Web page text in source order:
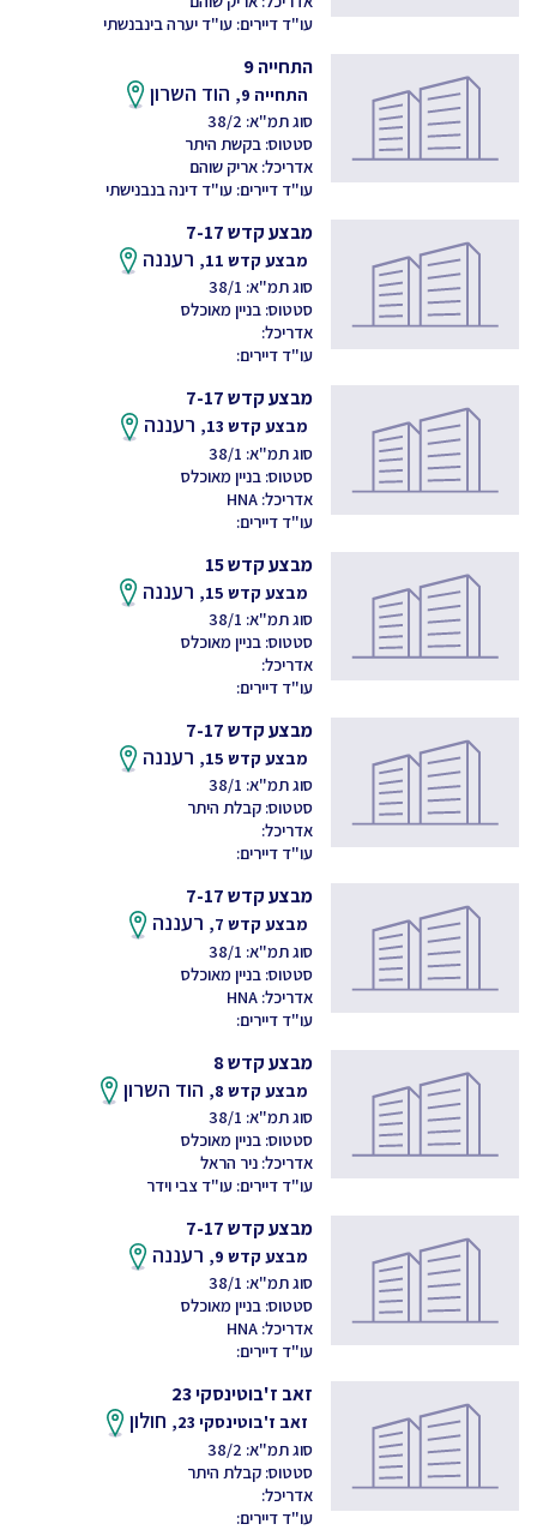
עו"ד דיירים: עו"ד יערה בינבנשתי
התחייה 9
התחייה 9, הוד השרון
סוג תמ"א: 38/2
סטטוס: בקשת היתר
אדריכל: אריק שוהם
עו"ד דיירים: עו"ד דינה בנבנישתי
מבצע קדש 7-17
מבצע קדש 11, רעננה
סוג תמ"א: 38/1
סטטוס: בניין מאוכלס
אדריכל:
עו"ד דיירים:
מבצע קדש 7-17
מבצע קדש 13, רעננה
סוג תמ"א: 38/1
סטטוס: בניין מאוכלס
אדריכל: HNA
עו"ד דיירים:
מבצע קדש 15
מבצע קדש 15, רעננה
סוג תמ"א: 38/1
סטטוס: בניין מאוכלס
אדריכל:
עו"ד דיירים:
מבצע קדש 7-17
מבצע קדש 15, רעננה
סוג תמ"א: 38/1
סטטוס: קבלת היתר
אדריכל:
עו"ד דיירים:
מבצע קדש 7-17
מבצע קדש 7, רעננה
סוג תמ"א: 38/1
סטטוס: בניין מאוכלס
אדריכל: HNA
עו"ד דיירים:
מבצע קדש 8
מבצע קדש 8, הוד השרון
סוג תמ"א: 38/1
סטטוס: בניין מאוכלס
אדריכל: ניר הראל
עו"ד דיירים: עו"ד צבי וידר
מבצע קדש 7-17
מבצע קדש 9, רעננה
סוג תמ"א: 38/1
סטטוס: בניין מאוכלס
אדריכל: HNA
עו"ד דיירים:
זאב ז'בוטינסקי 23
זאב ז'בוטינסקי 23, חולון
סוג תמ"א: 38/2
סטטוס: קבלת היתר
אדריכל:
עו"ד דיירים: